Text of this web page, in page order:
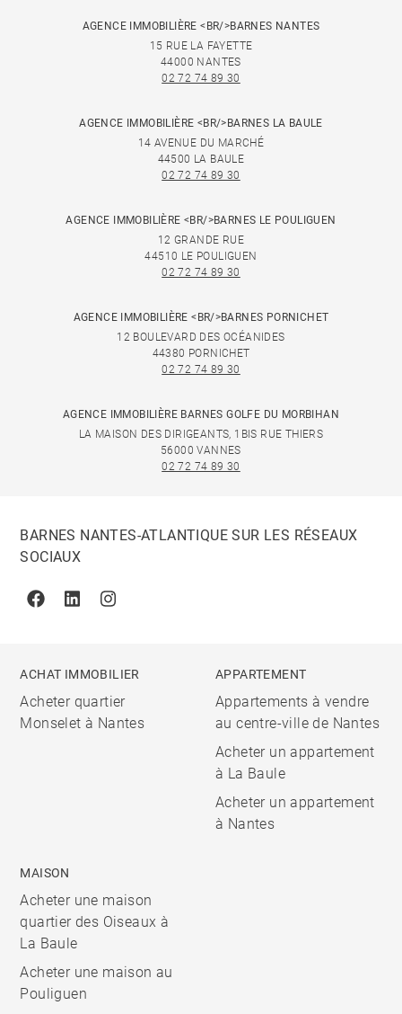
AGENCE IMMOBILIÈRE <BR/>BARNES NANTES
15 RUE LA FAYETTE
44000 NANTES
02 72 74 89 30
AGENCE IMMOBILIÈRE <BR/>BARNES LA BAULE
14 AVENUE DU MARCHÉ
44500 LA BAULE
02 72 74 89 30
AGENCE IMMOBILIÈRE <BR/>BARNES LE POULIGUEN
12 GRANDE RUE
44510 LE POULIGUEN
02 72 74 89 30
AGENCE IMMOBILIÈRE <BR/>BARNES PORNICHET
12 BOULEVARD DES OCÉANIDES
44380 PORNICHET
02 72 74 89 30
AGENCE IMMOBILIÈRE BARNES GOLFE DU MORBIHAN
LA MAISON DES DIRIGEANTS, 1BIS RUE THIERS
56000 VANNES
02 72 74 89 30
BARNES NANTES-ATLANTIQUE SUR LES RÉSEAUX
SOCIAUX
FacebookLinkedinInstagram
ACHAT IMMOBILIER
Acheter quartier
Monselet à Nantes
APPARTEMENT
Appartements à vendre
au centre-ville de Nantes
Acheter un appartement
à La Baule
Acheter un appartement
à Nantes
MAISON
Acheter une maison
quartier des Oiseaux à
La Baule
Acheter une maison au
Pouliguen